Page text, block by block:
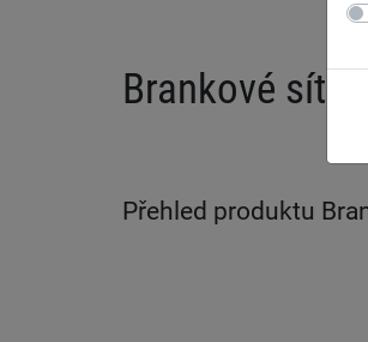
Brankové sítě
Přehled produktu